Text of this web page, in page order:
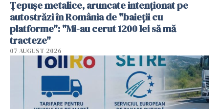
Țepușe metalice, aruncate intenționat pe
autostrăzi în România de "baieții cu
platforme": "Mi-au cerut 1200 lei să mă
tracteze"
07 AUGUST 2026